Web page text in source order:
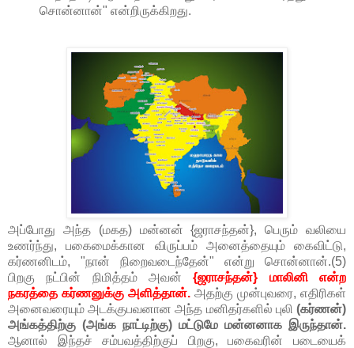
சொன்னான்" என்றிருக்கிறது.
அப்போது அந்த (மகத) மன்னன் {ஜராசந்தன்}, பெரும் வலியை
உணர்ந்து, பகைமைக்கான விருப்பம் அனைத்தையும் கைவிட்டு,
கர்ணனிடம், "நான் நிறைவடைந்தேன்" என்று சொன்னான்.(5)
பிறகு நட்பின் நிமித்தம் அவன்{ஜராசந்தன்} மாலினி என்ற
நகரத்தை கர்ணனுக்கு அளித்தான். அதற்கு முன்புவரை, எதிரிகள்
அனைவரையும் அடக்குபவனான அந்த மனிதர்களில் புலி (கர்ணன்)
அங்கத்திற்கு (அங்க நாட்டிற்கு) மட்டுமே மன்னனாக இருந்தான்.
ஆனால் இந்தச் சம்பவத்திற்குப் பிறகு, பகைவரின் படையைக்